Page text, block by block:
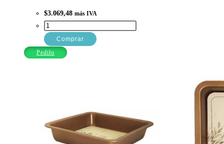
$3.069,48 más IVA
AHUECA
PAPAS
M/ACERO
Comprar
Pedilo